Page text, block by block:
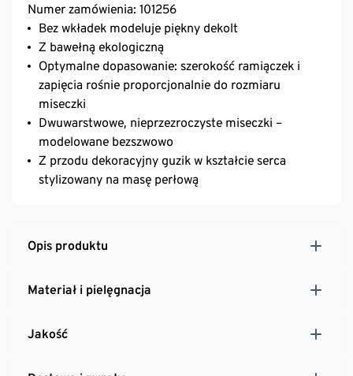
Numer zamówienia: 101256
Bez wkładek modeluje piękny dekolt
Z bawełną ekologiczną
Optymalne dopasowanie: szerokość ramiączek i
zapięcia rośnie proporcjonalnie do rozmiaru
miseczki
Dwuwarstwowe, nieprzezroczyste miseczki –
modelowane bezszwowo
Z przodu dekoracyjny guzik w kształcie serca
stylizowany na masę perłową
Opis produktu
Materiał i pielęgnacja
Jakość